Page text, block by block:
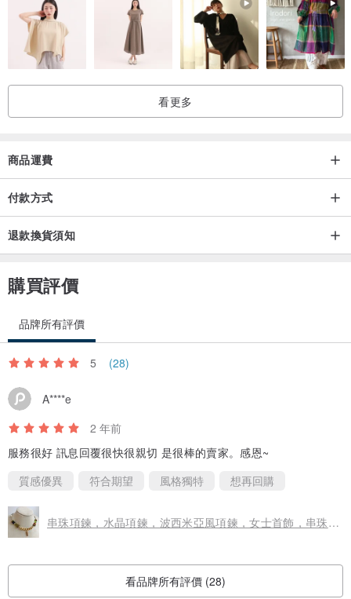
看更多
商品運費
付款方式
退款換貨須知
購買評價
品牌所有評價
5 (28)
A****e
2 年前
服務很好 訊息回覆很快很親切 是很棒的賣家。感恩~
質感優異
符合期望 風格獨特 想再回購
串珠項鍊，水晶項鍊，波西米亞風項鍊，女士首飾，串珠項鍊
看品牌所有評價 (28)